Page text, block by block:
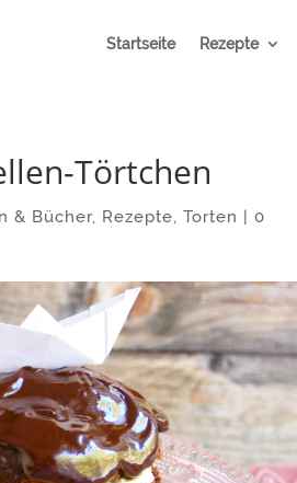
Startseite Rezepte
Törtchen
& Bücher, Rezepte,Torten |0